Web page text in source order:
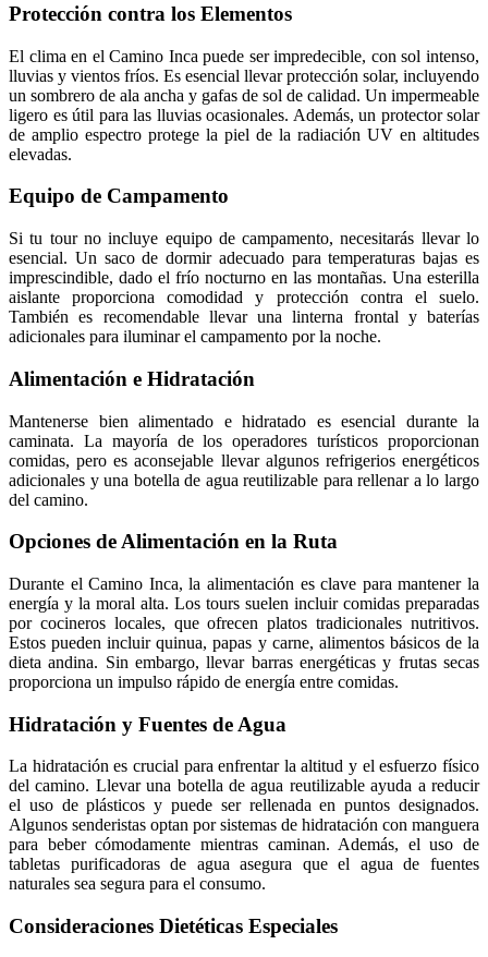
Protección contra los Elementos
El clima en el Camino Inca puede ser impredecible, con sol intenso,
lluvias y vientos fríos. Es esencial llevar protección solar, incluyendo
un sombrero de ala ancha y gafas de sol de calidad. Un impermeable
ligero es útil para las lluvias ocasionales. Además, un protector solar
de amplio espectro protege la piel de la radiación UV en altitudes
elevadas.
Equipo de Campamento
Si tu tour no incluye equipo de campamento, necesitarás llevar lo
esencial. Un saco de dormir adecuado para temperaturas bajas es
imprescindible, dado el frío nocturno en las montañas. Una esterilla
aislante proporciona comodidad y protección contra el suelo.
También es recomendable llevar una linterna frontal y baterías
adicionales para iluminar el campamento por la noche.
Alimentación e Hidratación
Mantenerse bien alimentado e hidratado es esencial durante la
caminata. La mayoría de los operadores turísticos proporcionan
comidas, pero es aconsejable llevar algunos refrigerios energéticos
adicionales y una botella de agua reutilizable para rellenar a lo largo
del camino.
Opciones de Alimentación en la Ruta
Durante el Camino Inca, la alimentación es clave para mantener la
energía y la moral alta. Los tours suelen incluir comidas preparadas
por cocineros locales, que ofrecen platos tradicionales nutritivos.
Estos pueden incluir quinua, papas y carne, alimentos básicos de la
dieta andina. Sin embargo, llevar barras energéticas y frutas secas
proporciona un impulso rápido de energía entre comidas.
Hidratación y Fuentes de Agua
La hidratación es crucial para enfrentar la altitud y el esfuerzo físico
del camino. Llevar una botella de agua reutilizable ayuda a reducir
el uso de plásticos y puede ser rellenada en puntos designados.
Algunos senderistas optan por sistemas de hidratación con manguera
para beber cómodamente mientras caminan. Además, el uso de
tabletas purificadoras de agua asegura que el agua de fuentes
naturales sea segura para el consumo.
Consideraciones Dietéticas Especiales